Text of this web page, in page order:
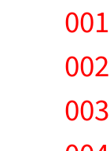
001
002
003